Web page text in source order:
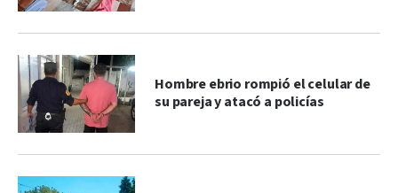
Hombre ebrio rompió el celular de
su pareja y atacó a policías